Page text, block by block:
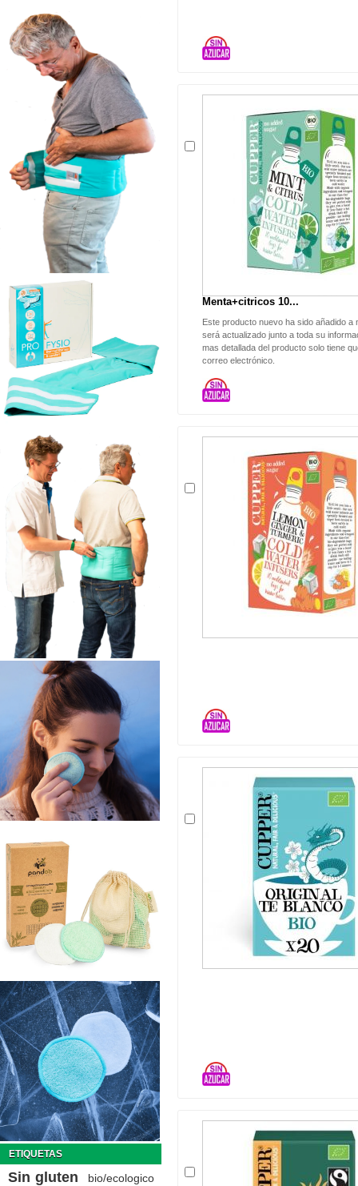
ETIQUETAS
Sin gluten
bio/ecologico
Menta+citricos 10...
Este producto nuevo ha sido añadido
será actualizado junto a toda su
mas detallada del producto solo tiene
correo electrónico.